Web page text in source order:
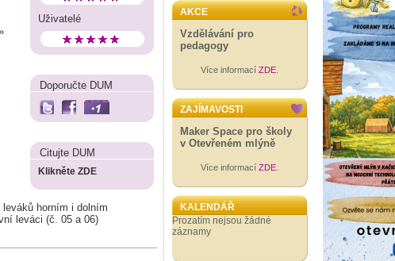
Uživatelé
Doporučte DUM
Citujte DUM
Klikněte ZDE
horním i dolním
leváci (č. 05 a 06)
AKCE
Vzdělávání pro
pedagogy
Více informací ZDE
ZAJÍMAVOSTI
Maker Space pro školy
v Otevřeném mlýně
Více informací ZDE
KALENDÁŘ
Prozatím nejsou žádné
záznamy